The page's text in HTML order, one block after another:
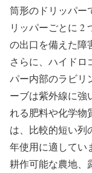
筒形のドリッパー
リッパーごとに 2
の出口を備えた障
さらに、ハイドロ
パー内部のラビリ
ーブは紫外線に強
れる肥料や化学物
は、比較的短い列
年使用に適してい
耕作可能な農地、